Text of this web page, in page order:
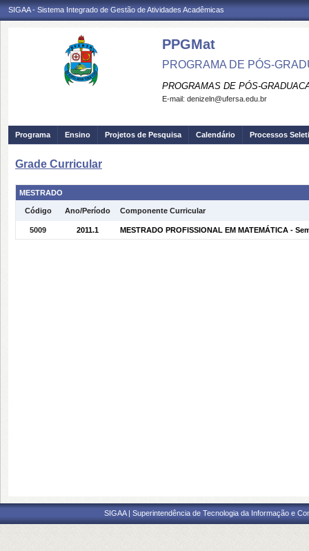
SIGAA - Sistema Integrado de Gestão de Atividades Acadêmicas
PPGMat
PROGRAMA DE PÓS-
PROGRAMAS DE PÓS-
E-mail: denizeln@ufersa.edu.br
Programa Ensino Projetos de Pesquisa Calendário Processos
Grade Curricular
MESTRADO
Código Ano/Período Componente Curricular
5009 2011.1 MESTRADO PROFISSIONAL EM MATEMÁTICA -
SIGAA | Superintendência de Tecnologia da Informação e